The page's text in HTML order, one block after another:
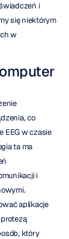
i
się niektórym
w
co
EEG w czasie
ta ma
i
aplikacje
który